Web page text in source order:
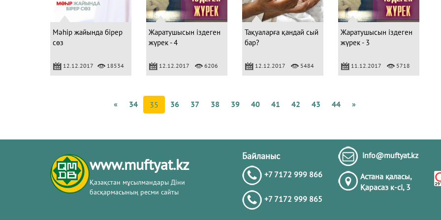
Мәһір жайында бірер
сөз
12.12.2017 18534
Жаратушысын іздеген
жүрек - 4
12.12.2017 6206
Тақуаларға қандай сый
бар?
12.12.2017 5484
Жаратушысын іздеген
жүрек - 3
11.12.2017 5718
« 34 35 36 37 38 39 40 41 42 43 44 »
www.muftyat.kz
Қазақстан мұсылмандары Діни
басқармасының ресми сайты
Байланыс
+7 7172 999 866
+7 7172 999 865
info@muftyat.kz
Астана қаласы,
Қарасаз к-сi, 3